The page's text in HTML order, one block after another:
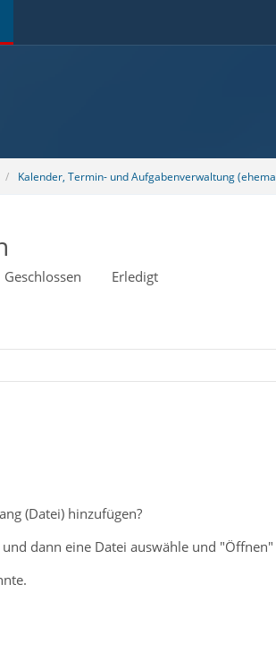
Kalender, Termin- und Aufgabenverwaltung
Geschlossen Erledigt
(Datei) hinzufügen?
dann eine Datei auswähle und